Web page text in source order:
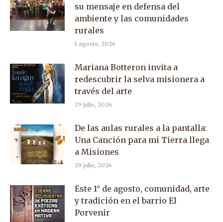
su mensaje en defensa del
ambiente y las comunidades
rurales
1 agosto, 2026
Mariana Botteron invita a
redescubrir la selva misionera a
través del arte
29 julio, 2026
De las aulas rurales a la pantalla:
Una Canción para mi Tierra llega
a Misiones
29 julio, 2026
Este 1° de agosto, comunidad, arte
y tradición en el barrio El
Porvenir